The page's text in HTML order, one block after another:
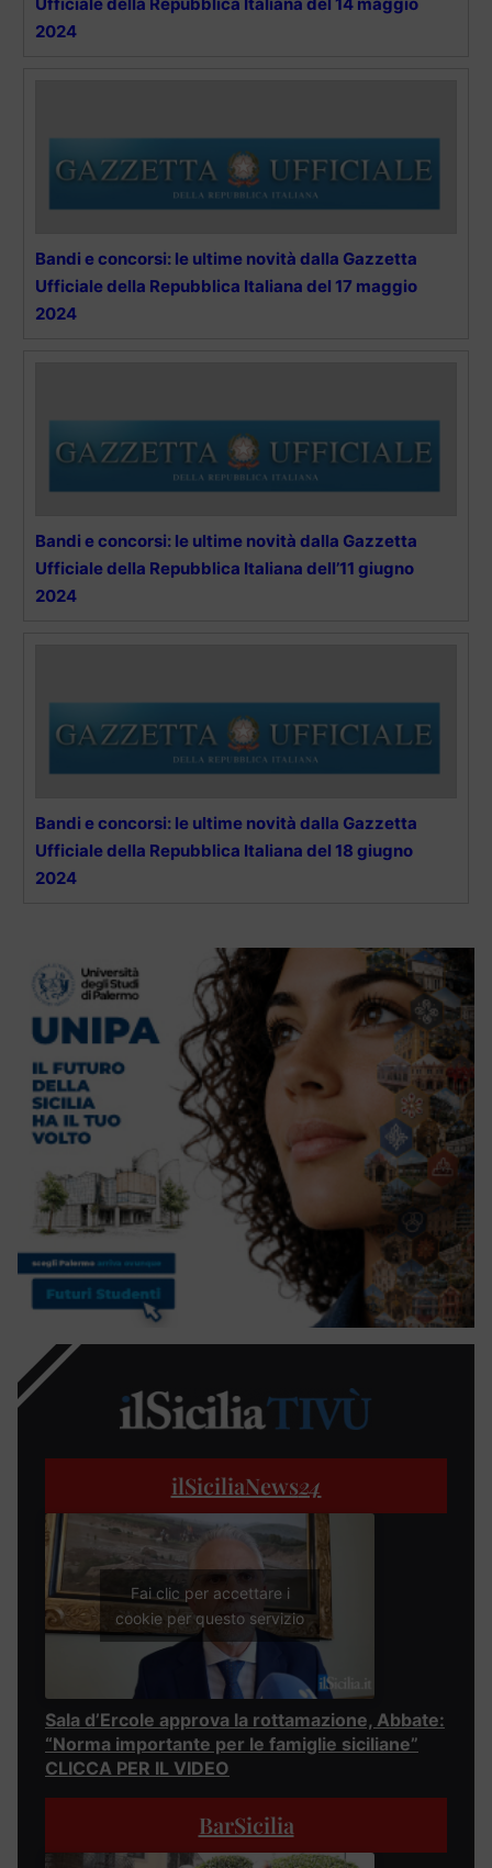
2024
Bandi e concorsi: le ultime novità dalla Gazzetta
Ufficiale della Repubblica Italiana del 17 maggio
2024
Bandi e concorsi: le ultime novità dalla Gazzetta
Ufficiale della Repubblica Italiana dell’11 giugno
2024
Bandi e concorsi: le ultime novità dalla Gazzetta
Ufficiale della Repubblica Italiana del 18 giugno
2024
ilSiciliaNews24
Fai clic per accettare i
cookie per questo servizio
Sala d’Ercole approva la rottamazione, Abbate:
“Norma importante per le famiglie siciliane”
CLICCA PER IL VIDEO
BarSicilia